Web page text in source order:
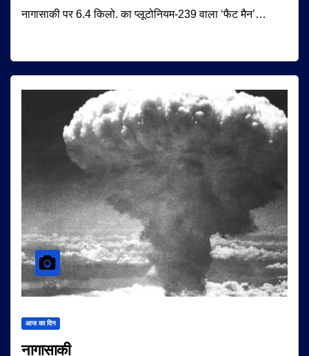
नागासाकी पर 6.4 किलो. का प्लूटोनियम-239 वाला ‘फैट मैन’…
आज का दिन
नागासाकी